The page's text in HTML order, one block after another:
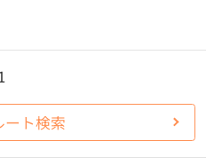
ート検索